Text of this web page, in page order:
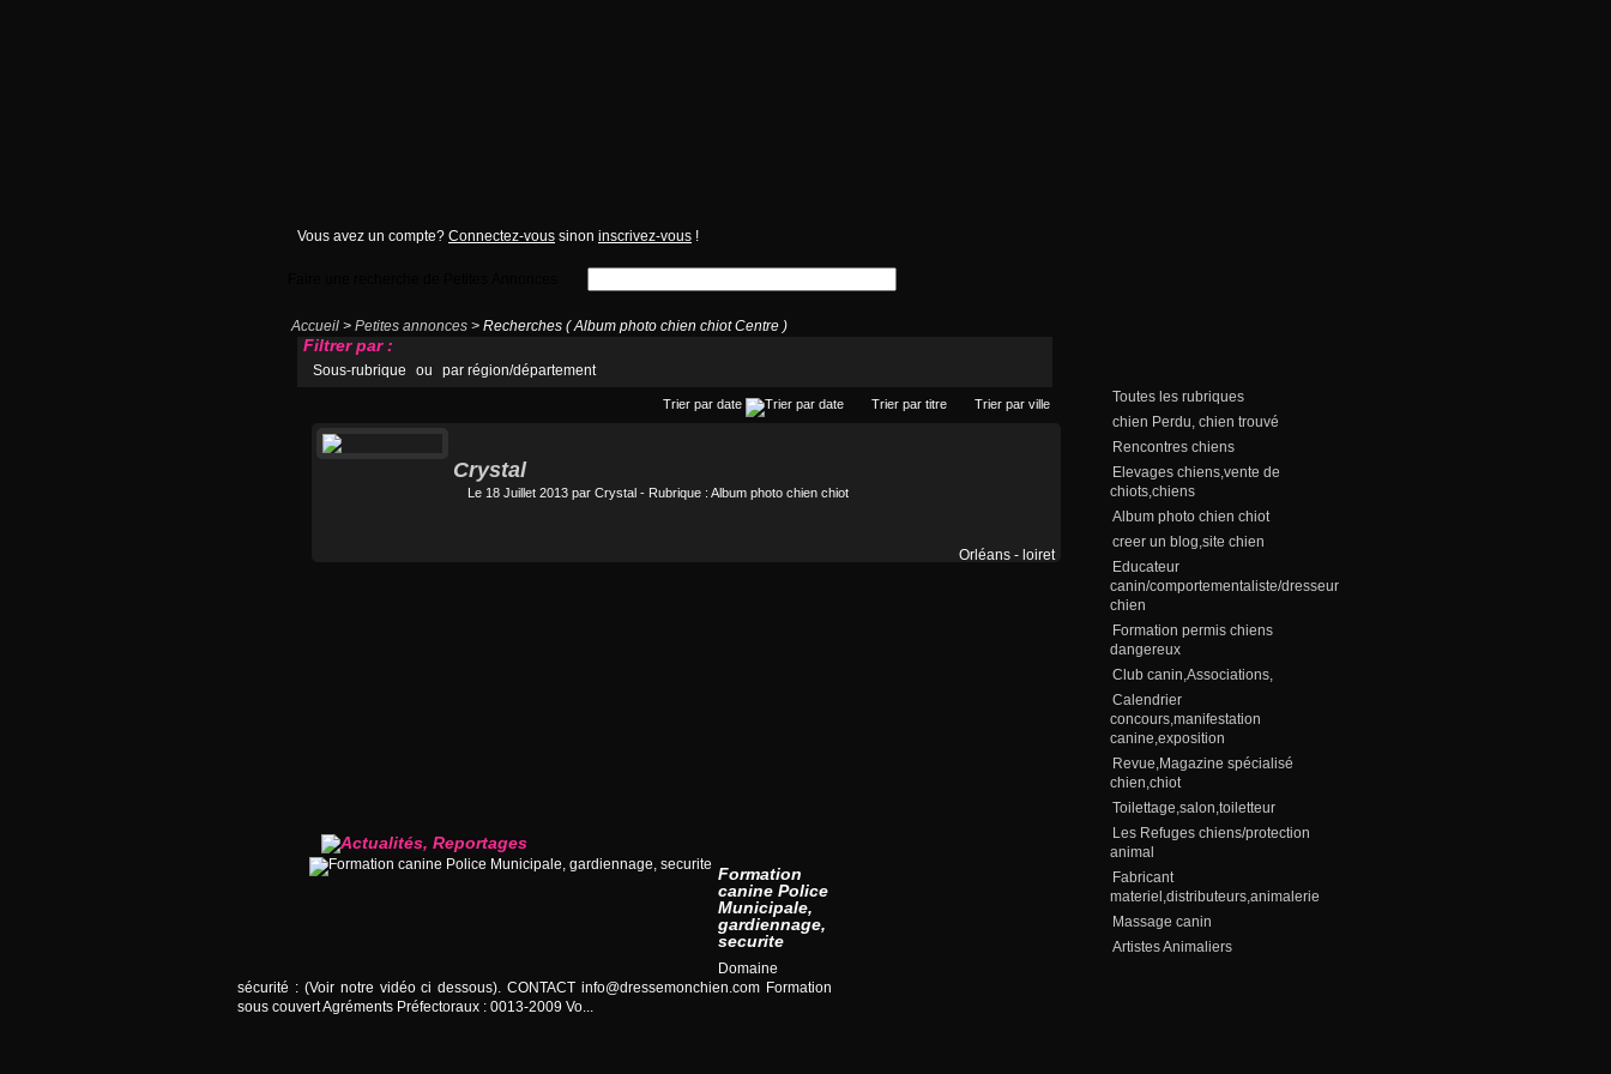
Toutes les rubriques
chien Perdu, chien trouvé
Rencontres chiens
Elevages chiens,vente de
chiots,chiens
Album photo chien chiot
creer un blog,site chien
Educateur
canin/comportementaliste/dresseur
chien
Formation permis chiens
dangereux
Club canin,Associations,
Calendrier
concours,manifestation
canine,exposition
Revue,Magazine spécialisé
chien,chiot
Toilettage,salon,toiletteur
Les Refuges chiens/protection
animal
Fabricant
materiel,distributeurs,animalerie
Massage canin
Artistes Animaliers
Vous avez un compte? Connectez-vous sinon inscrivez-vous !
Accueil > Petites annonces > Recherches ( Album photo chien chiot Centre )
Filtrer par :
Sous-rubrique ou par région/département
Trier par date Trier par titre Trier par ville
Crystal
Le 18 Juillet 2013 par Crystal - Rubrique : Album photo chien chiot
Orléans - loiret
Formation
canine Police
Municipale,
gardiennage,
securite
Domaine
sécurité : (Voir notre vidéo ci dessous). CONTACTinfo@dressemonchien.com Formation
sous couvert Agréments Préfectoraux : 0013-2009 Vo...